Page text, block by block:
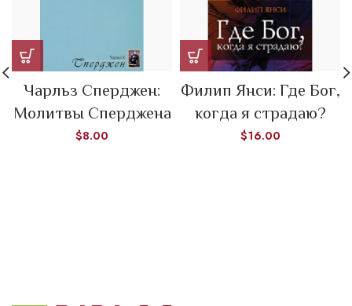
Чарльз Сперджен:
Молитвы Сперджена
$8.00
Филип Янси: Где Бог,
когда я страдаю?
$16.00